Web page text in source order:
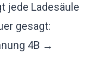
jede Ladesäule
gesagt:
4B →